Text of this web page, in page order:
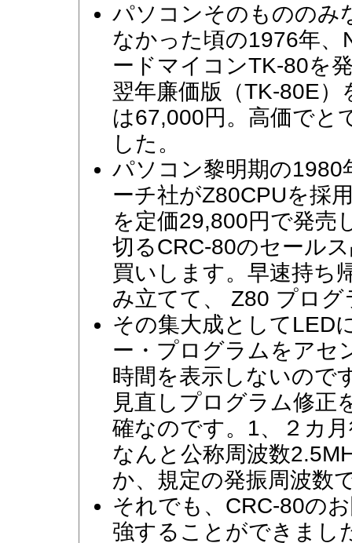
パソコンそのもののみ
なかった頃の1976年
ードマイコンTK-80を
翌年廉価版（TK-80E
は67,000円。高価でと
した。
パソコン黎明期の
ーチ社がZ80CPUを採
を定価29,800円で発売
切るCRC-80のセール
買いします。早速持ち
み立てて、 Z80 プロ
その集大成としてLED
ー・プログラムをアセ
時間を表示しないので
見直しプログラム修正
確なのです。1、２カ
なんと公称周波数
か、規定の発振周波数
それでも、CRC-80の
強することができまし